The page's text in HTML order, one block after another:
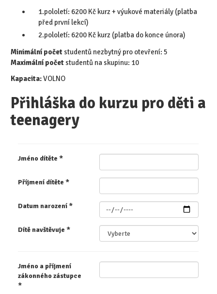
1.pololetí: 6200 Kč kurz + výukové materiály (platba
před první lekcí)
2.pololetí: 6200 Kč kurz (platba do konce února)
Minimální počet studentů nezbytný pro otevření: 5
​Maximální počet studentů na skupinu: 10
Kapacita:VOLNO
Přihláška do kurzu pro děti a
teenagery